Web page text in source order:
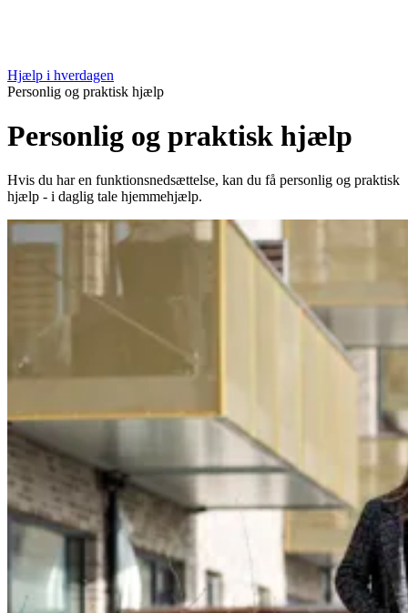
Hjælp i hverdagen
Personlig og praktisk hjælp
Personlig og praktisk hjælp
Hvis du har en funktionsnedsættelse, kan du få personlig og praktisk
hjælp - i daglig tale hjemmehjælp.